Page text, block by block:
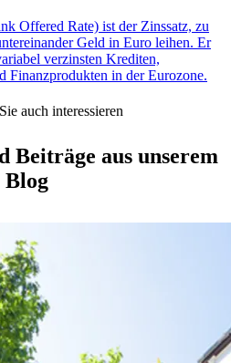
Offered Rate) ist der Zinssatz, zu
Geld in Euro leihen. Er
verzinsten Krediten,
Finanzprodukten in der Eurozone.
auch interessieren
Beiträge aus unserem
Blog